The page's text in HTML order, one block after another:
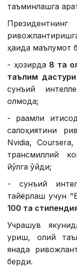
таъминлашга
ҳақида маълумот
- ҳозирда8 та
таълим
сунъий
олмоқда;
- рақамли
салоҳиятини
Nvidia,
трансмиллий
йўлга қўйди;
- сунъий
тайёрлаш учун
100 та
Учрашув
қуриш, олий
янада
берди.